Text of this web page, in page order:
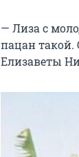
— Лиза с
пацан такой.
Елизаветы